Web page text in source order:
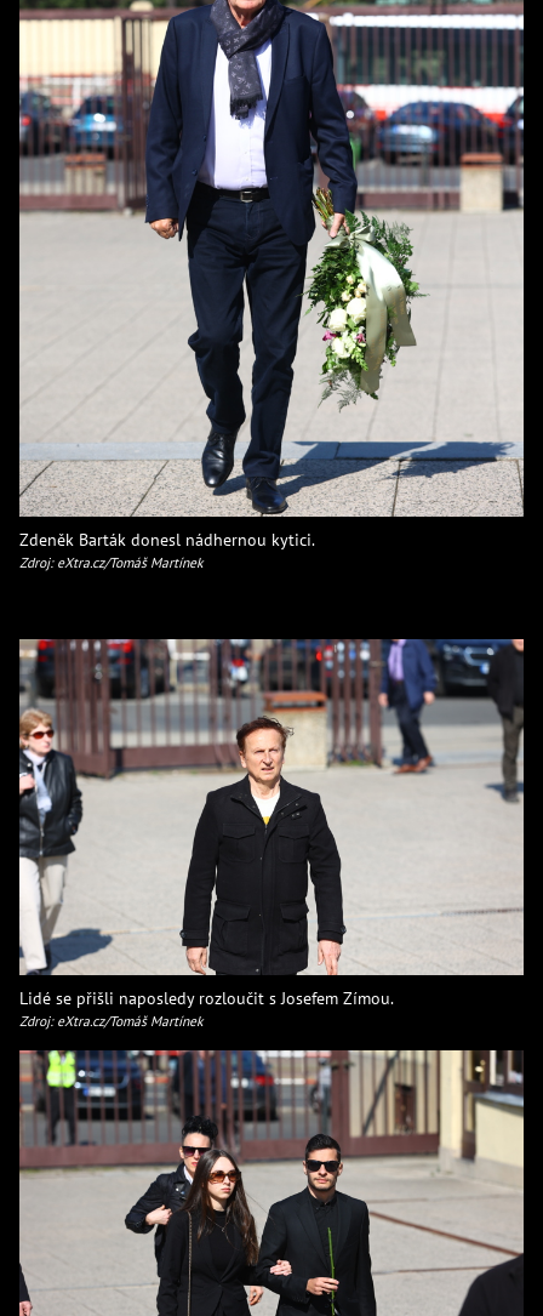
Zdeněk Barták donesl nádhernou kytici.
Zdroj: eXtra.cz/Tomáš Martínek
Lidé se přišli naposledy rozloučit s Josefem Zímou.
Zdroj: eXtra.cz/Tomáš Martínek